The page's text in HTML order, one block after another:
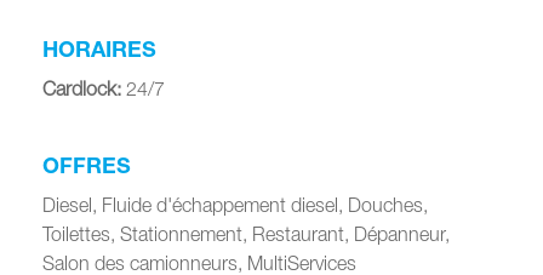
HORAIRES
Cardlock: 24/7
OFFRES
Diesel, Fluide d'échappement diesel, Douches,
Toilettes, Stationnement, Restaurant, Dépanneur,
Salon des camionneurs, MultiServices